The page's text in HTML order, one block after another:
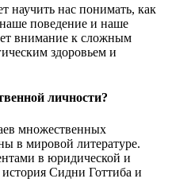
научить нас понимать, как
поведение и наше
внимание к сложным
здоровьем и
личности?
множественных
в мировой литературе.
в юридической и
Сидни Готтиба и